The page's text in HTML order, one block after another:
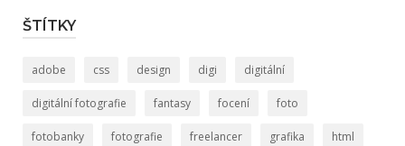
ŠTÍTKY
adobe css design digi digitální
digitální fotografie fantasy focení foto
fotobanky fotografie freelancer grafika html